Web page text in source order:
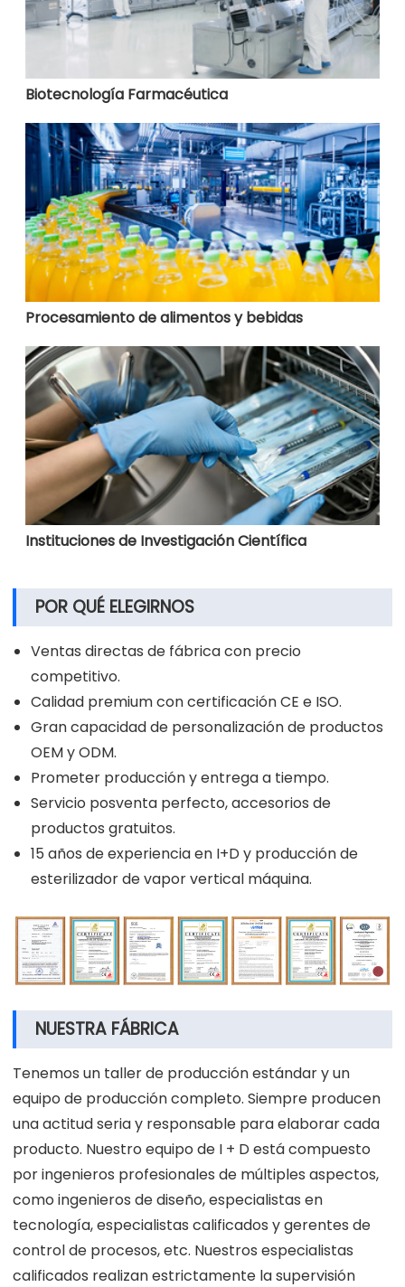
Biotecnología Farmacéutica
Procesamiento de alimentos y bebidas
Instituciones de Investigación Científica
POR QUÉ ELEGIRNOS
Ventas directas de fábrica con precio
competitivo.
Calidad premium con certificación CE e ISO.
Gran capacidad de personalización de productos
OEM y ODM.
Prometer producción y entrega a tiempo.
Servicio posventa perfecto, accesorios de
productos gratuitos.
15 años de experiencia en I+D y producción de
esterilizador de vapor vertical máquina.
NUESTRA FÁBRICA
Tenemos un taller de producción estándar y un
equipo de producción completo. Siempre producen
una actitud seria y responsable para elaborar cada
producto. Nuestro equipo de I + D está compuesto
por ingenieros profesionales de múltiples aspectos,
como ingenieros de diseño, especialistas en
tecnología, especialistas calificados y gerentes de
control de procesos, etc. Nuestros especialistas
calificados realizan estrictamente la supervisión